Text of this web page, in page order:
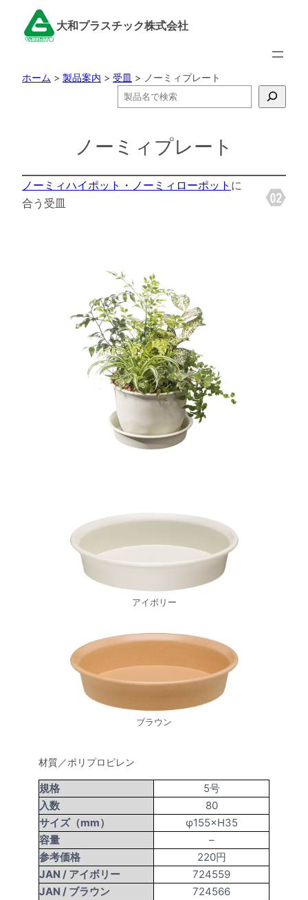
大和プラスチック株式会社
ホーム > 製品案内 > 受皿 > ノーミィプレート
検
索
ノーミィプレート
ノーミィハイポット・ノーミィローポット に
合う受皿
アイボリー
ブラウン
材質／ポリプロピレン
規格
5号
入数
80
サイズ（mm）
φ155×H35
容量
–
参考価格
220円
JAN / アイボリー
724559
JAN / ブラウン
724566